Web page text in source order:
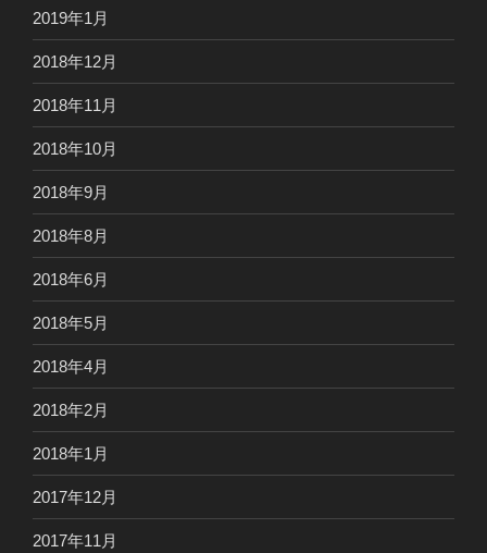
2019年1月
2018年12月
2018年11月
2018年10月
2018年9月
2018年8月
2018年6月
2018年5月
2018年4月
2018年2月
2018年1月
2017年12月
2017年11月